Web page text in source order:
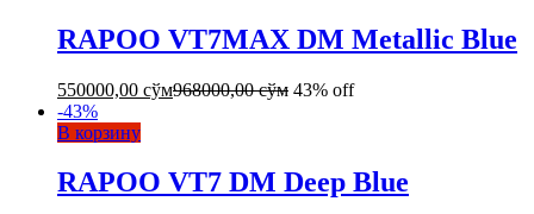
RAPOO VT7MAX DM Metallic Blue
550000,00 сўм968000,00сўм 43% off
-43%
В корзину
RAPOO VT7 DM Deep Blue